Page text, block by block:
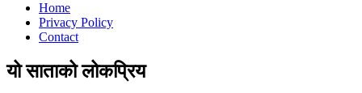
Home
Privacy Policy
Contact
यो साताको लोकप्रिय